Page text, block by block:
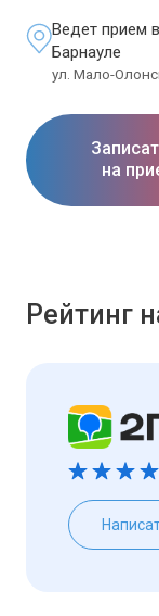
Ведет прием в
Барнауле
ул. Мало-
на
Рейтинг